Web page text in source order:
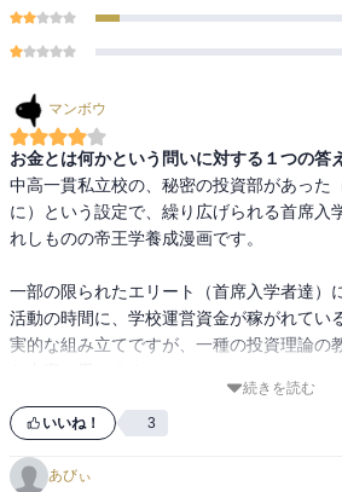
マンボウ
お金とは何かという問いに対する１つの答え
中高一貫私立校の、秘密の投資部があった
に）という設定で、繰り広げられる首席入
れしものの帝王学養成漫画です。
一部の限られたエリート（首席入学者達）
活動の時間に、学校運営資金が稼がれてい
実的な組み立てですが、一種の投資理論の
むしろ、こんなすごい結社があったら、歴
続きを読む
いいね！ 3
あびぃ